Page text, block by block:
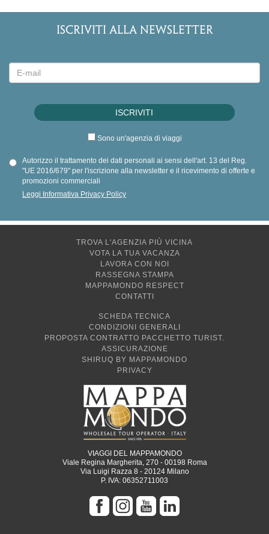
ISCRIVITI ALLA NEWSLETTER
Sono un'agenzia di viaggi
Autorizzo il trattamento dei dati personali ai sensi dell'art. 13 del Reg.
"UE 2016/679" per l'iscrizione alla newsletter e il ricevimento di offerte e
promozioni commerciali
Leggi Informativa Privacy Policy
TROVA L'AGENZIA PIÙ VICINA
VOTA LA TUA VACANZA
LAVORA CON NOI
RASSEGNA STAMPA
MAPPAMONDO RESPECT
CONTATTI
SCHEDA TECNICA
CONDIZIONI GENERALI
PROPOSTA CONTRATTO PACCHETTO TURIST.
ASSICURAZIONE
SHIRUQ BY MAPPAMONDO
PRIVACY
VIAGGI DEL MAPPAMONDO
Viale Regina Margherita, 270 - 00198 Roma
Via Luigi Razza 8 - 20124 Milano
P. IVA: 06352711003